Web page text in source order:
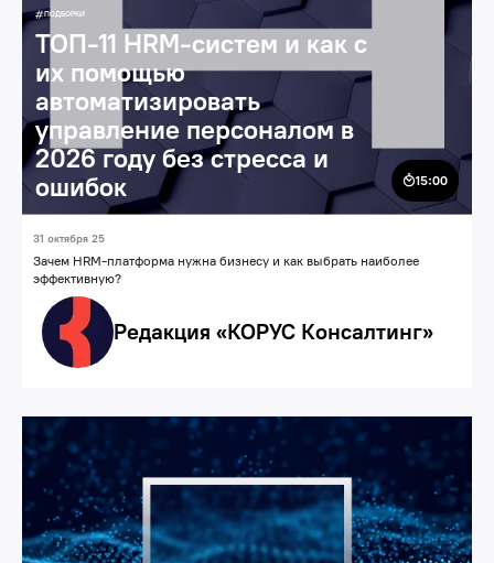
ПОДБОРКИ
ТОП-11 HRM-систем и как с
их помощью
автоматизировать
управление персоналом в
2026 году без стресса и
ошибок
15:00
31 октября 25
Зачем HRM-платформа нужна бизнесу и как выбрать наиболее
эффективную?
Редакция «КОРУС Консалтинг»
Бизнес Автоматизация продаж, маркетинга и сервиса